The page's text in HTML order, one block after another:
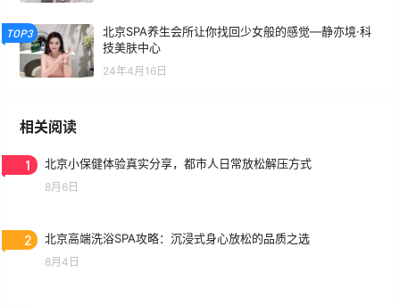
TOP3
北京SPA养生会所让你找回少女般的感觉—静亦境·科
技美肤中心
24年4月16日
相关阅读
1 北京小保健体验真实分享，都市人日常放松解压方式
8月6日
2 北京高端洗浴SPA攻略：沉浸式身心放松的品质之选
8月4日